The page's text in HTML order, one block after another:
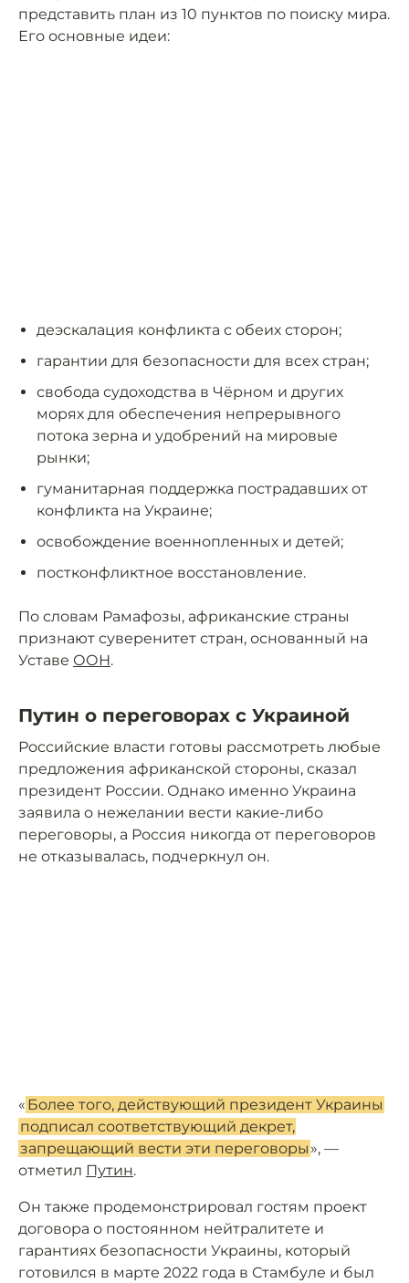
представить план из 10 пунктов по поиску мира.
Его основные идеи:
деэскалация конфликта с обеих сторон;
гарантии для безопасности для всех стран;
свобода судоходства в Чёрном и других
морях для обеспечения непрерывного
потока зерна и удобрений на мировые
рынки;
гуманитарная поддержка пострадавших от
конфликта на Украине;
освобождение военнопленных и детей;
постконфликтное восстановление.
По словам Рамафозы, африканские страны
признают суверенитет стран, основанный на
Уставе ООН.
Путин о переговорах с Украиной
Российские власти готовы рассмотреть любые
предложения африканской стороны, сказал
президент России. Однако именно Украина
заявила о нежелании вести какие-либо
переговоры, а Россия никогда от переговоров
не отказывалась, подчеркнул он.
« Более того, действующий президент Украины
подписал соответствующий декрет,
запрещающий вести эти переговоры », —
отметил Путин.
Он также продемонстрировал гостям проект
договора о постоянном нейтралитете и
гарантиях безопасности Украины, который
готовился в марте 2022 года в Стамбуле и был